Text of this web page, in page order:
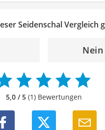
als Lektorin bei VGL in
und sprachliche Präzision
dabei, qualitativ
immer mehr zu
den verschiedensten Themen
Seidenschal Vergleich
Nein
5,0 / 5(1) Bewertungen